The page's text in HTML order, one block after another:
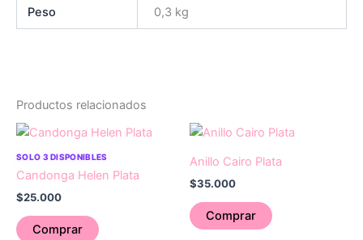
Peso 0,3 kg
Productos relacionados
SOLO 3 DISPONIBLES
Candonga Helen Plata
$25.000
Comprar
Anillo Cairo Plata
$35.000
Comprar